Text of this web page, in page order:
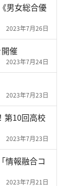
男女総合優
2023年7月26日
催
2023年7月24日
2023年7月23日
第10回高校
2023年7月23日
情報融合コ
2023年7月21日